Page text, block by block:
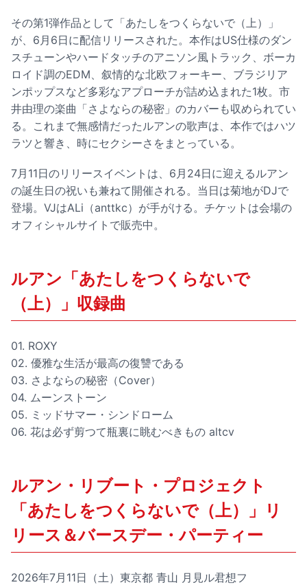
その第1弾作品として「あたしをつくらないで（上）」
が、6月6日に配信リリースされた。本作はUS仕様のダン
スチューンやハードタッチのアニソン風トラック、ボーカ
ロイド調のEDM、叙情的な北欧フォーキー、ブラジリア
ンポップスなど多彩なアプローチが詰め込まれた1枚。市
井由理の楽曲「さよならの秘密」のカバーも収められてい
る。これまで無感情だったルアンの歌声は、本作ではハツ
ラツと響き、時にセクシーさをまとっている。
7月11日のリリースイベントは、6月24日に迎えるルアン
の誕生日の祝いも兼ねて開催される。当日は菊地がDJで
登場。VJはALi（anttkc）が手がける。チケットは会場の
オフィシャルサイトで販売中。
ルアン「あたしをつくらないで
（上）」収録曲
01. ROXY
02. 優雅な生活が最高の復讐である
03. さよならの秘密（Cover）
04. ムーンストーン
05. ミッドサマー・シンドローム
06. 花は必ず剪つて瓶裏に眺むべきもの altcv
ルアン・リブート・プロジェクト
「あたしをつくらないで（上）」リ
リース＆バースデー・パーティー
2026年7月11日（土）東京都 青山 月見ル君想フ